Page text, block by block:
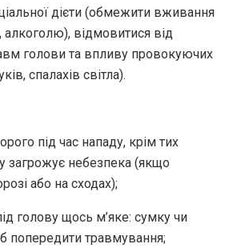
дієти (обмежити вживання
алкоголю), відмовитися від
голови та впливу провокуючих
спалахів світла).
під час нападу, крім тих
загрожує небезпека (якщо
або на сходах);
голову щось м’яке: сумку чи
попередити травмування;